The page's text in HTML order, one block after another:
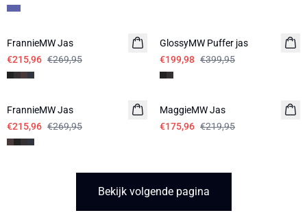
-20%
FrannieMW Jas
€215,96 €269,95
GlossyMW Puffer jas
€199,98 €399,95
-20%
FrannieMW Jas
€215,96 €269,95
-20%
MaggieMW Jas
€175,96 €219,95
Bekijk volgende pagina